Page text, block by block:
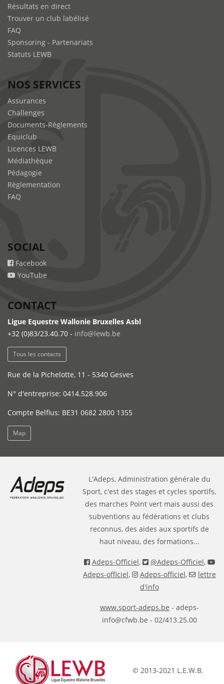
Résultats en direct
Trouver un club labélisé
FAQ
Sponsoring - Partenariats
Statuts LEWB
NOS SERVICES
Assurances
Challenges
Documents-Règlements
Equiclub
Licences LEWB
Médiathèque
Pédagogie
Règlementation
FAQ
SOCIAL
Facebook
YouTube
CONTACT
Ligue Equestre Wallonie Bruxelles Asbl
+32 (0)83/23.40.70 - info@lewb.be
Tous les contacts
Rue de la Pichelotte, 11 - 5340 Gesves
N° d'entreprise: 0414.528.906
Compte Belfius: BE31 0682 2800 1355
Map
L'Adeps, Administration générale du
Sport, c'est des stages et cycles sportifs,
des marches Point vert mais aussi des
subventions au fédérations et clubs
reconnus, des aides aux sportifs de
haut niveau, des formations...
Adeps-Officiel, @Adeps-Officiel,
Adeps-officiel, Adeps-officiel,
lettre
d'info
www.sport-adeps.be - adeps-
info@cfwb.be - 02/413.25.00
© 2013-2021 L.E.W.B.